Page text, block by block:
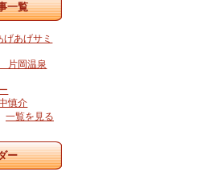
一覧
あげサミ
片岡温泉
慎介
一覧を見る
ー